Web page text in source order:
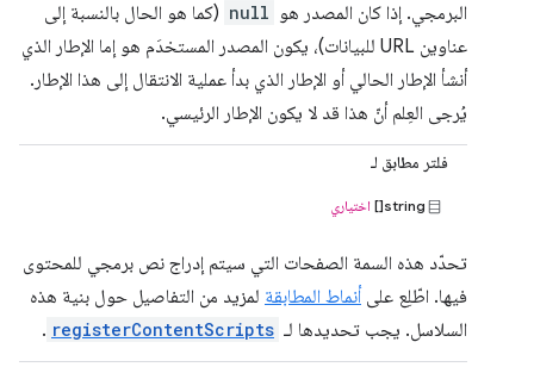
البرمجي. إذا كان المصدر هو null (كما هو الحال بالنسبة إلى
عناوين URL للبيانات)، يكون المصدر المستخدَم هو إما الإطار الذي
أنشأ الإطار الحالي أو الإطار الذي بدأ عملية الانتقال إلى هذا الإطار.
يُرجى العِلم أنّ هذا قد لا يكون الإطار الرئيسي.
فلتر مطابق لـ
string[] اختياري
تحدّد هذه السمة الصفحات التي سيتم إدراج نص برمجي للمحتوى
فيها. اطّلِع على أنماط المطابقة لمزيد من التفاصيل حول بنية هذه
السلاسل. يجب تحديدها لـ registerContentScripts
.